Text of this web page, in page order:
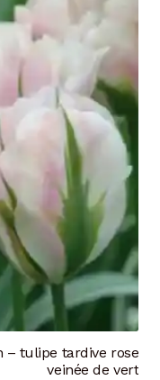
– tulipe tardive rose
veinée de vert